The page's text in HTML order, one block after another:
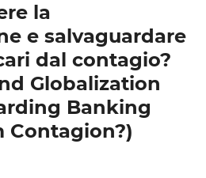
la
e salvaguardare
dal contagio?
Globalization
Banking
Contagion?)